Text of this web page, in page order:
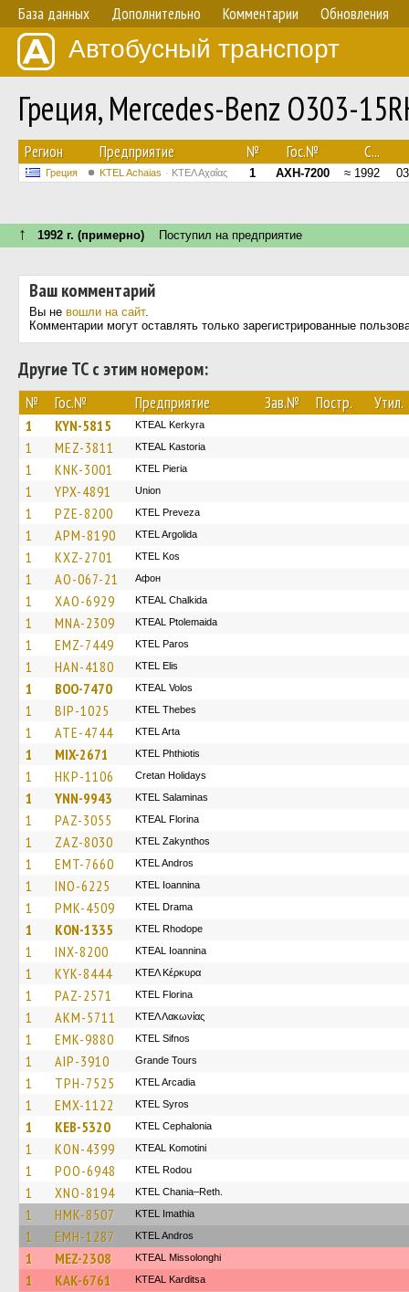
База данных Дополнительно Комментарии Обновления
Автобусный транспорт
Греция, Mercedes-Benz O303-
Регион Предприятие № Гос.№ С...
Греция KTEL Achaias ΚΤΕΛ Αχαΐας 1 AXH-7200 ≈ 1992
↑ 1992 г. (примерно) Поступил на предприятие
Ваш комментарий
Вы не вошли на сайт.
Комментарии могут оставлять только зарегистрированные
Другие ТС с этим номером:
№ Гос.№ Предприятие Зав.№ Постр. Утил.
1 KYN-5815 KTEAL Kerkyra
1 MEZ-3811 KTEAL Kastoria
1 KNK-3001 KTEL Pieria
1 YPX-4891 Union
1 PZE-8200 KTEL Preveza
1 APM-8190 KTEL Argolida
1 KXZ-2701 KTEL Kos
1 AO-067-21 Афон
1 XAO-6929 KTEAL Chalkida
1 MNA-2309 KTEAL Ptolemaida
1 EMZ-7449 KTEL Paros
1 HAN-4180 KTEL Elis
1 BOO-7470 KTEAL Volos
1 BIP-1025 KTEL Thebes
1 ATE-4744 KTEL Arta
1 MIX-2671 ΚΤΕL Phthiotis
1 HKP-1106 Cretan Holidays
1 YNN-9943 KTEL Salaminas
1 PAZ-3055 KTEAL Florina
1 ZAZ-8030 KTEL Zakynthos
1 EMT-7660 KTEL Andros
1 INO-6225 KTEL Ioannina
1 PMK-4509 KTEL Drama
1 KON-1335 KTEL Rhodope
1 INX-8200 KTEAL Ioannina
1 KYK-8444 ΚΤΕΛ Κέρκυρα
1 PAZ-2571 KTEL Florina
1 AKM-5711 ΚΤΕΛ Λακωνίας
1 EMK-9880 KTEL Sifnos
1 AIP-3910 Grande Tours
1 TPH-7525 KTEL Arcadia
1 EMX-1122 KTEL Syros
1 KEB-5320 KTEL Cephalonia
1 KON-4399 KTEAL Komotini
1 POO-6948 ΚΤΕL Rodou
1 XNO-8194 KTEL Chania–Reth.
1 HMK-8507 KTEL Imathia
1 EMH-1287 KTEL Andros
1 MEZ-2308 KTEAL Missolonghi
1 KAK-6761 KTEAL Karditsa